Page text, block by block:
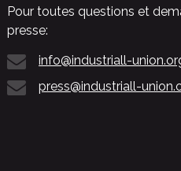
Pour toutes questions et
presse:
info@industriall-
press@industriall-